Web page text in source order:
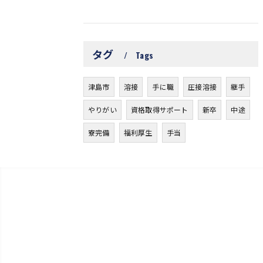
タグ Tags
津島市 溶接 手に職 圧接溶接 継手
やりがい 資格取得サポート 新卒 中途
寮完備 福利厚生 手当